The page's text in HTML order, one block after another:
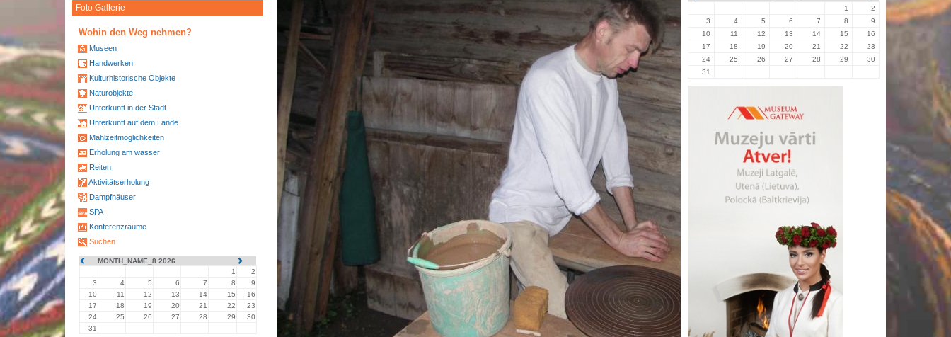
Foto Gallerie
Wohin den Weg nehmen?
Museen
Handwerken
Kulturhistorische Objekte
Naturobjekte
Unterkunft in der Stadt
Unterkunft auf dem Lande
Mahlzeitmöglichkeiten
Erholung am wasser
Reiten
Aktivitätserholung
Dampfhäuser
SPA
Konferenzräume
Suchen
MONTH_NAME_8 2026
1
2
3
4 5 6 7 8
9
10
11 12 13 14 15
16
17
18 19 20 21 22
23
24
25 26 27 28 29
30
31
1
2
3
4 5 6 7 8
9
10
11 12 13 14 15
16
17
18 19 20 21 22
23
24
25 26 27 28 29
30
31